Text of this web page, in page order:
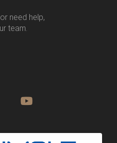
need help,
team.